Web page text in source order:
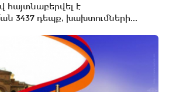
հայտնաբերվել է
3437 դեպք, խախտումների...